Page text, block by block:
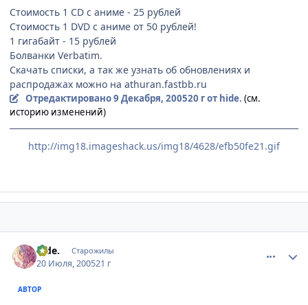
Стоимость 1 CD с аниме - 25 рублей
Стоимость 1 DVD с аниме от 50 рублей!
1 гигабайт - 15 рублей
Болванки Verbatim.
Скачать списки, а так же узнать об обновлениях и
распродажах можно на athuran.fastbb.ru
Отредактировано9 Декабря, 200520 гот hide. (см.
историю изменений)
http://img18.imageshack.us/img18/4628/efb50fe21.gif
hide. Старожилы
20 Июля, 200521 г
АВТОР